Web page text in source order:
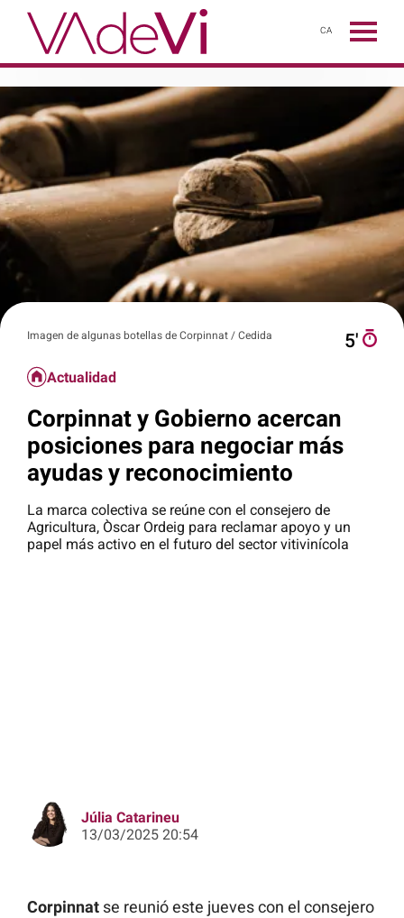
CA
Imagen de algunas botellas de Corpinnat / Cedida 5′
Actualidad
Corpinnat y Gobierno acercan
posiciones para negociar más
ayudas y reconocimiento
La marca colectiva se reúne con el consejero de
Agricultura, Òscar Ordeig para reclamar apoyo y un
papel más activo en el futuro del sector vitivinícola
Júlia Catarineu
13/03/2025 20:54
Corpinnat se reunió este jueves con el consejero